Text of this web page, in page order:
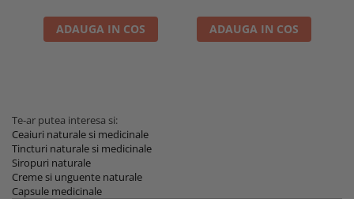
ADAUGA IN COS ADAUGA IN COS
Te-ar putea interesa si:
Ceaiuri naturale si medicinale
Tincturi naturale si medicinale
Siropuri naturale
Creme si unguente naturale
Capsule medicinale